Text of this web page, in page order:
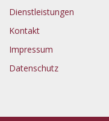
Dienstleistungen
Kontakt
Impressum
Datenschutz